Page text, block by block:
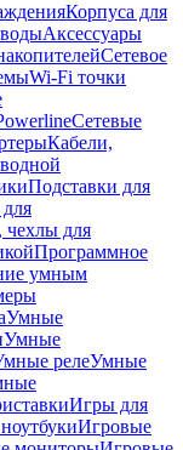
Корпуса для
Аксессуары
Сетевое
Wi-Fi точки
Сетевые
Кабели,
Подставки для
для
Программное
умным
Умные
Умные
релеУмные
Игры для
Игровые